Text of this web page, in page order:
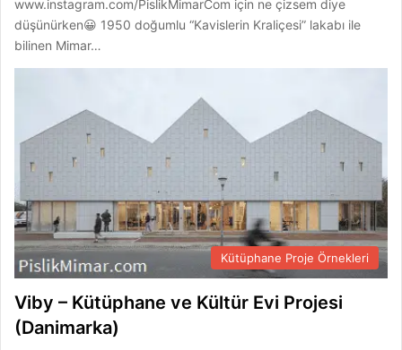
www.instagram.com/PislikMimarCom için ne çizsem diye
düşünürken😀 1950 doğumlu “Kavislerin Kraliçesi” lakabı ile
bilinen Mimar…
Kütüphane Proje Örnekleri
Viby – Kütüphane ve Kültür Evi Projesi
(Danimarka)